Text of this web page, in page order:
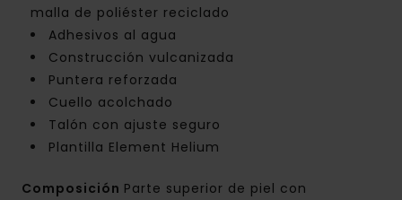
malla de poliéster reciclado
Adhesivos al agua
Construcción vulcanizada
Puntera reforzada
Cuello acolchado
Talón con ajuste seguro
Plantilla Element Helium
Composición Parte superior de piel con